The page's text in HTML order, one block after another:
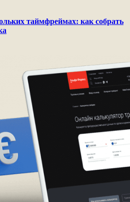
таймфреймах: как собрать